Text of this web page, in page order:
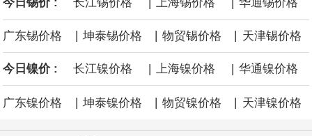
海力士：龙仁工厂将生产高带宽内存（HBM）及其他下一代动态随
机存取存储器（DRAM）。
广东锡价格 坤泰锡价格 物贸锡价格 天津锡价格
今日镍价 : 长江镍价格 | 上海镍价格 | 华通镍价格
广东镍价格 | 坤泰镍价格 | 物贸镍价格 | 天津镍价格